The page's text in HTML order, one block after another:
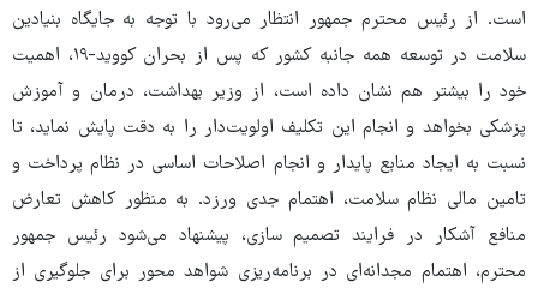
است. از رئیس محترم جمهور انتظار می‌رود با توجه به جایگاه بنیادین
سلامت در توسعه همه جانبه کشور که پس از بحران کووید-۱۹، اهمیت
خود را بیشتر هم نشان داده است، از وزیر بهداشت، درمان و آموزش
پزشکی بخواهد و انجام این تکلیف اولویت‌دار را به دقت پایش نماید، تا
نسبت به ایجاد منابع پایدار و انجام اصلاحات اساسی در نظام پرداخت و
تامین مالی نظام سلامت، اهتمام جدی ورزد. به منظور کاهش تعارض
منافع آشکار در فرایند تصمیم سازی، پیشنهاد می‌شود رئیس جمهور
محترم، اهتمام مجدانه‌ای در برنامه‌ریزی شواهد محور برای جلوگیری از